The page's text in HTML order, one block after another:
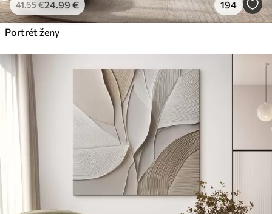
41.65€24.99 € 194
Portrét ženy